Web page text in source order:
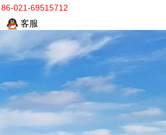
021-69515712
客服